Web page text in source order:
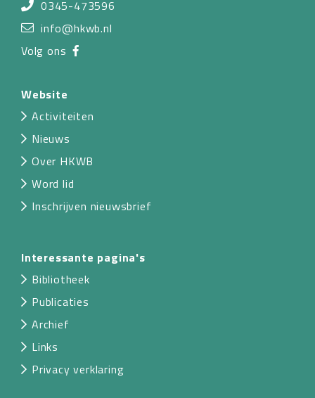
0345-473596
info@hkwb.nl
Volg ons
Website
Activiteiten
Nieuws
Over HKWB
Word lid
Inschrijven nieuwsbrief
Interessante pagina's
Bibliotheek
Publicaties
Archief
Links
Privacy verklaring